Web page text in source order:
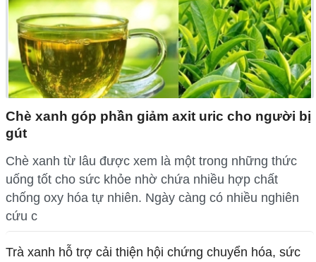
Chè xanh góp phần giảm axit uric cho người bị
gút
Chè xanh từ lâu được xem là một trong những thức
uống tốt cho sức khỏe nhờ chứa nhiều hợp chất
chống oxy hóa tự nhiên. Ngày càng có nhiều nghiên
cứu c
Trà xanh hỗ trợ cải thiện hội chứng chuyển hóa, sức